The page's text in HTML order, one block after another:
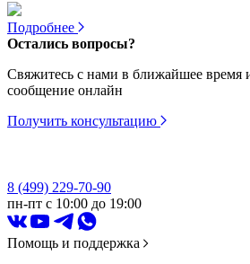
Подробнее
Остались вопросы?
Свяжитесь с нами в ближайшее время
сообщение онлайн
Получить консультацию
8 (499) 229-70-90
пн-пт с 10:00 до 19:00
Помощь и поддержка